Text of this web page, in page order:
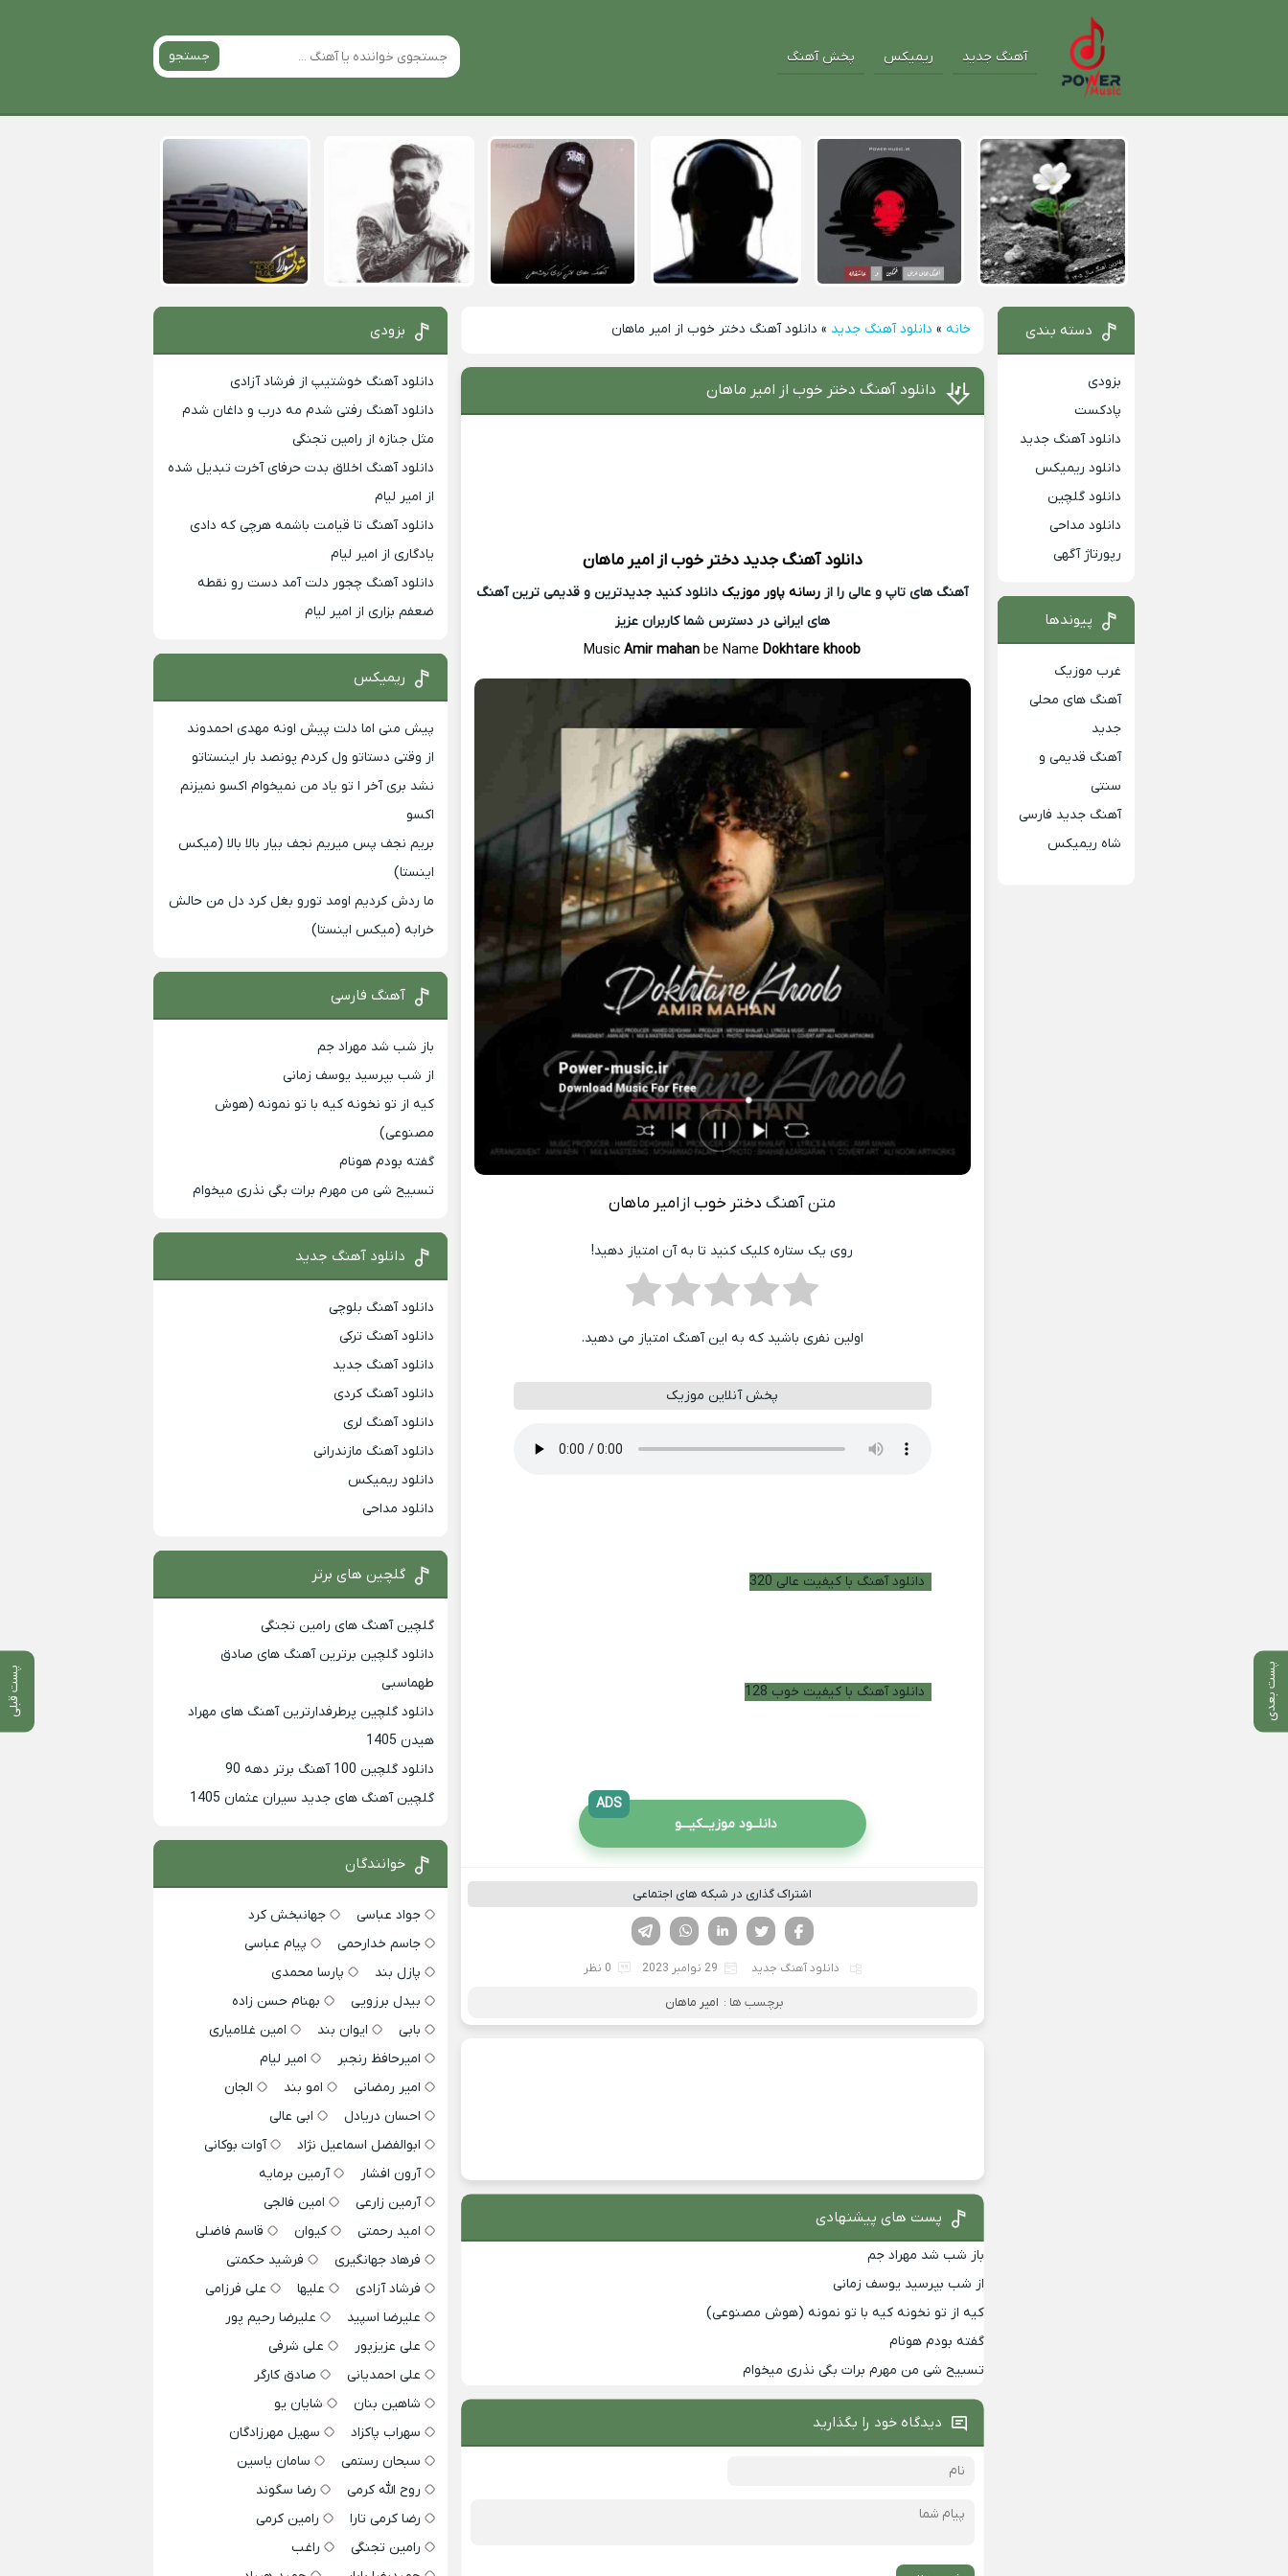
آهنگ جدید ریمیکس پخش آهنگ جستجو
خانه » دانلود آهنگ جدید » دانلود آهنگ دختر خوب از امیر ماهان
پست بعدی پست قبلی
دانلود آهنگ دختر خوب از امیر ماهان
دانلود آهنگ جدید دختر خوب ازامیر ماهان
آهنگ های تاپ و عالی را از رسانه پاور موزیک دانلود کنید جدیدترین و قدیمی ترین آهنگ
های ایرانی در دسترس شما کاربران عزیز
Music Amir mahanbe Name Dokhtare khoob
متن آهنگ دختر خوباز امیر ماهان
روی یک ستاره کلیک کنید تا به آن امتیاز دهید!
اولین نفری باشید که به این آهنگ امتیاز می دهید.
پخش آنلاین موزیک
دانلود آهنگ با کیفیت عالی 320
دانلود آهنگ با کیفیت خوب 128
دانلــود موزیــکیـــو
ADS
اشتراک گذاری در شبکه های اجتماعی
لینکدین تویتر
فیسوک
دانلود آهنگ جدید 29 نوامبر 2023 0 نظر
برچسب ها : امیر ماهان
پست های پیشنهادی
باز شب شد مهراد جم
از شب بپرسید یوسف زمانی
کیه از تو نخونه کیه با تو نمونه (هوش مصنوعی)
گفته بودم هونام
تسبیح شی من مهرم برات بگی نذری میخوام
دیدگاه خود را بگذارید
دسته بندی
بزودی
پادکست
دانلود آهنگ جدید
دانلود ریمیکس
دانلود گلچین
دانلود مداحی
رپورتاژ آگهی
پیوندها
غرب موزیک
آهنگ های محلی
جدید
آهنگ قدیمی و
سنتی
آهنگ جدید فارسی
شاه ریمیکس
بزودی
دانلود آهنگ خوشتیپ از فرشاد آزادی
دانلود آهنگ رفتی شدم مه درب و داغان شدم
مثل جنازه از رامین تجنگی
دانلود آهنگ اخلاق بدت حرفای آخرت تبدیل شده
از امیر لیام
دانلود آهنگ تا قیامت باشمه هرچی که دادی
یادگاری از امیر لیام
دانلود آهنگ چجور دلت آمد دست رو نقطه
ضعفم بزاری از امیر لیام
ریمیکس
پیش منی اما دلت پیش اونه مهدی احمدوند
از وقتی دستاتو ول کردم پونصد بار اینستاتو
نشد بری آخر ا تو یاد من نمیخوام اکسو نمیزنم
اکسو
بریم نجف پس میریم نجف بیار بالا بالا (میکس
اینستا)
ما ردش کردیم اومد تورو بغل کرد دل من حالش
خرابه (میکس اینستا)
آهنگ فارسی
باز شب شد مهراد جم
از شب بپرسید یوسف زمانی
کیه از تو نخونه کیه با تو نمونه (هوش
مصنوعی)
گفته بودم هونام
تسبیح شی من مهرم برات بگی نذری میخوام
دانلود آهنگ جدید
دانلود آهنگ بلوچی
دانلود آهنگ ترکی
دانلود آهنگ جدید
دانلود آهنگ کردی
دانلود آهنگ لری
دانلود آهنگ مازندرانی
دانلود ریمیکس
دانلود مداحی
گلچین های برتر
گلچین آهنگ های رامین تجنگی
دانلود گلچین برترین آهنگ های صادق
طهماسبی
دانلود گلچین پرطرفدارترین آهنگ های مهراد
هیدن 1405
دانلود گلچین 100 آهنگ برتر دهه 90
گلچین آهنگ های جدید سیران عثمان 1405
خوانندگان
جواد عباسی
جهانبخش کرد
جاسم خدارحمی
پیام عباسی
پازل بند
پارسا محمدی
بیدل برزویی
بهنام حسن زاده
بابی
ایوان بند
امین غلامیاری
امیرحافظ رنجبر
امیر لیام
امیر رمضانی
امو بند
الجان
احسان دریادل
ابی عالی
ابوالفضل اسماعیل نژاد
آوات بوکانی
آرون افشار
آرمین برمایه
آرمین زارعی
امین فالجی
امید رحمتی
کیوان
قاسم فاضلی
فرهاد جهانگیری
فرشید حکمتی
فرشاد آزادی
علیها
علی فرزامی
علیرضا اسپید
علیرضا رحیم پور
علی عزیزپور
علی شرفی
علی احمدیانی
صادق کارگر
شاهین بنان
شایان یو
سهراب پاکزاد
سهیل مهرزادگان
سبحان رستمی
سامان یاسین
روح الله کرمی
رضا سگوند
رضا کرمی تارا
رامین کرمی
رامین تجنگی
راغب